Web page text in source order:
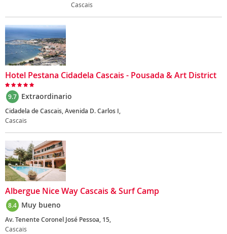
Cascais
Hotel Pestana Cidadela Cascais - Pousada & Art District
9.7 Extraordinario
Cidadela de Cascais, Avenida D. Carlos I,
Cascais
Albergue Nice Way Cascais & Surf Camp
8.4 Muy bueno
Av. Tenente Coronel José Pessoa, 15,
Cascais